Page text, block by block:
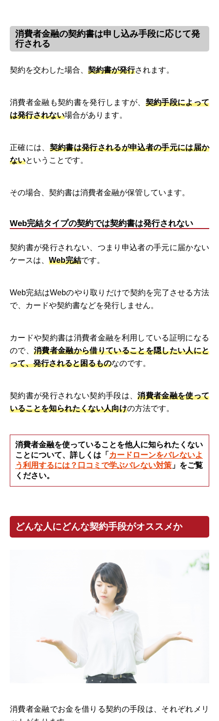
消費者金融の契約書は申し込み手段に応じて発
行される
契約を交わした場合、 契約書が発行されます。
消費者金融も契約書を発行しますが、 契約手段によって
は発行されない場合があります。
正確には、 契約書は発行されるが申込者の手元には届か
ないということです。
その場合、契約書は消費者金融が保管しています。
Web完結タイプの契約では契約書は発行されない
契約書が発行されない、つまり申込者の手元に届かない
ケースは、 Web完結です。
Web完結はWebのやり取りだけで契約を完了させる方法
で、カードや契約書などを発行しません。
カードや契約書は消費者金融を利用している証明になる
ので、 消費者金融から借りていることを隠したい人にと
って、発行されると困るものなのです。
契約書が発行されない契約手段は、消費者金融を使って
いることを知られたくない人向けの方法です。
消費者金融を使っていることを他人に知られたくない
ことについて、詳しくは「 カードローンをバレないよ
う利用するには？口コミで学ぶバレない対策 」をご覧
ください。
どんな人にどんな契約手段がオススメか
消費者金融でお金を借りる契約の手段は、それぞれメリ